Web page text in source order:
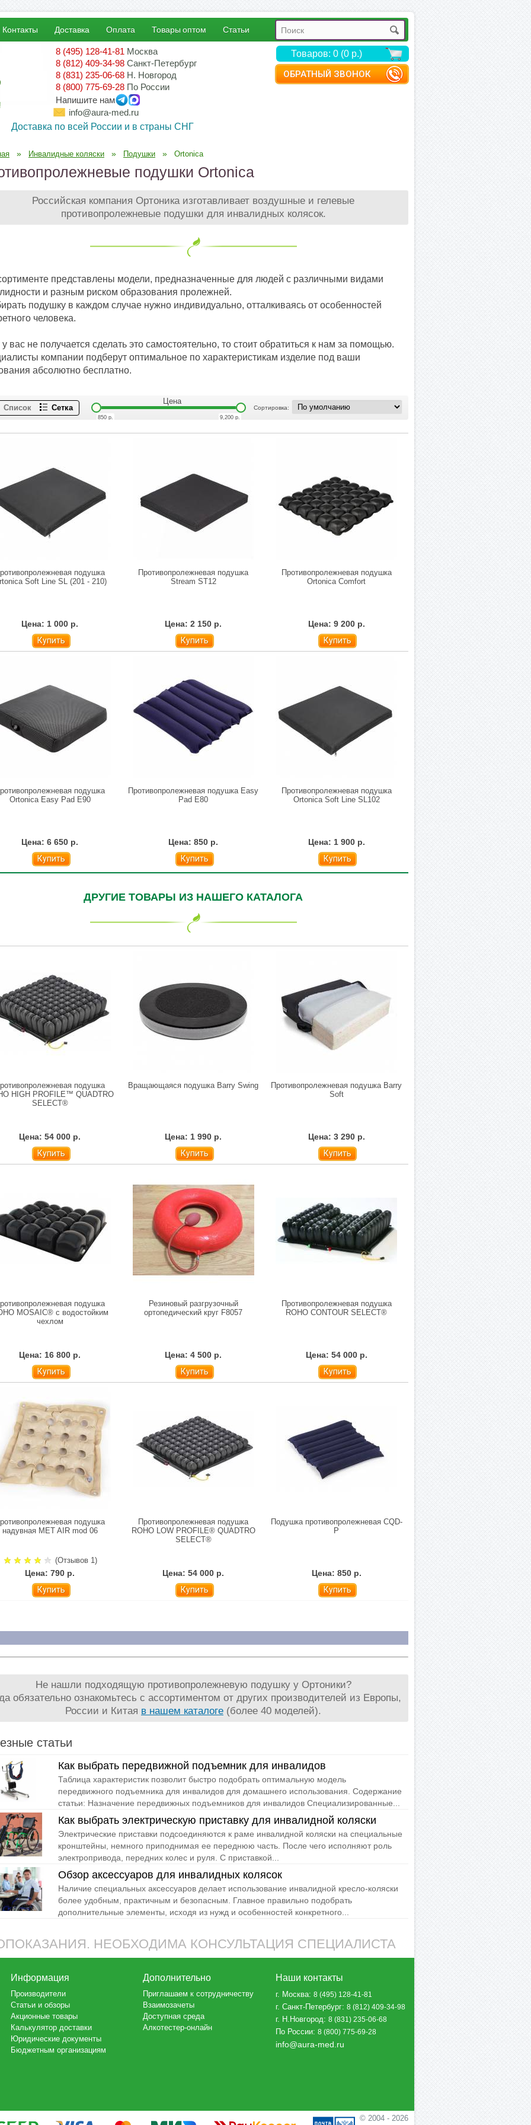
ОБРАТНЫЙ ЗВОНОК
Контакты Доставка Оплата Товары оптом Статьи
8 (495) 128-41-81 Москва
8 (812) 409-34-98 Санкт-Петербург
8 (831) 235-06-68 Н. Новгород
8 (800) 775-69-28 По России
Напишите нам
info@aura-med.ru
Доставка по всей России и в страны СНГ
Товаров: 0 (0 р.)
» Инвалидные коляски » Подушки » Ortonica
подушки Ortonica
Российская компания Ортоника изготавливает воздушные и гелевые
противопролежневые подушки для инвалидных колясок.
представлены модели, предназначенные для людей с различными видами
и разным риском образования пролежней.
подушку в каждом случае нужно индивидуально, отталкиваясь от особенностей
человека.
вас не получается сделать это самостоятельно, то стоит обратиться к нам за помощью.
компании подберут оптимальное по характеристикам изделие под ваши
абсолютно бесплатно.
Список Сетка Сортировка:
Цена
850 р. 9,200 р.
подушка
Soft Line SL (201 - 210)
Цена: 1 000 р.
Купить
Противопролежневая подушка
Stream ST12
Цена: 2 150 р.
Купить
Противопролежневая подушка
Ortonica Comfort
Цена: 9 200 р.
Купить
подушка
Ortonica Easy Pad E90
Цена: 6 650 р.
Купить
Противопролежневая подушка Easy
Pad E80
Цена: 850 р.
Купить
Противопролежневая подушка
Ortonica Soft Line SL102
Цена: 1 900 р.
Купить
ДРУГИЕ ТОВАРЫ ИЗ НАШЕГО КАТАЛОГА
подушка
HIGH PROFILE™ QUADTRO
SELECT®
Цена: 54 000 р.
Купить
Вращающаяся подушка Barry Swing
Цена: 1 990 р.
Купить
Противопролежневая подушка Barry
Soft
Цена: 3 290 р.
Купить
подушка
MOSAIC® с водостойким
чехлом
Цена: 16 800 р.
Купить
Резиновый разгрузочный
ортопедический круг F8057
Цена: 4 500 р.
Купить
Противопролежневая подушка
ROHO CONTOUR SELECT®
Цена: 54 000 р.
Купить
подушка
надувная MET AIR mod 06
(Отзывов 1)
Цена: 790 р.
Купить
Противопролежневая подушка
ROHO LOW PROFILE® QUADTRO
SELECT®
Цена: 54 000 р.
Купить
Подушка противопролежневая CQD-
P
Цена: 850 р.
Купить
Не нашли подходящую противопролежневую подушку у Ортоники?
обязательно ознакомьтесь с ассортиментом от других производителей из Европы,
России и Китая в нашем каталоге (более 40 моделей).
статьи
Как выбрать передвижной подъемник для инвалидов
Таблица характеристик позволит быстро подобрать оптимальную модель
передвижного подъемника для инвалидов для домашнего использования. Содержание
статьи: Назначение передвижных подъемников для инвалидов Специализированные...
Как выбрать электрическую приставку для инвалидной коляски
Электрические приставки подсоединяются к раме инвалидной коляски на специальные
кронштейны, немного приподнимая ее переднюю часть. После чего исполняют роль
электропривода, передних колес и руля. С приставкой...
Обзор аксессуаров для инвалидных колясок
Наличие специальных аксессуаров делает использование инвалидной кресло-коляски
более удобным, практичным и безопасным. Главное правильно подобрать
дополнительные элементы, исходя из нужд и особенностей конкретного...
НЕОБХОДИМА КОНСУЛЬТАЦИЯ СПЕЦИАЛИСТА
Информация
Производители
Статьи и обзоры
Акционные товары
Калькулятор доставки
Юридические документы
Бюджетным организациям
Дополнительно
Приглашаем к сотрудничеству
Взаимозачеты
Доступная среда
Алкотестер-онлайн
Наши контакты
г. Москва:8 (495) 128-41-81
г. Санкт-Петербург:8 (812) 409-34-98
г. Н.Новгород:8 (831) 235-06-68
По России:8 (800) 775-69-28
info@aura-med.ru
© 2004 - 2026